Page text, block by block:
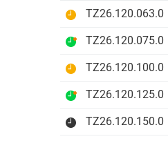
TZ26.120.063.0
TZ26.120.075.0
TZ26.120.100.0
TZ26.120.125.0
TZ26.120.150.0